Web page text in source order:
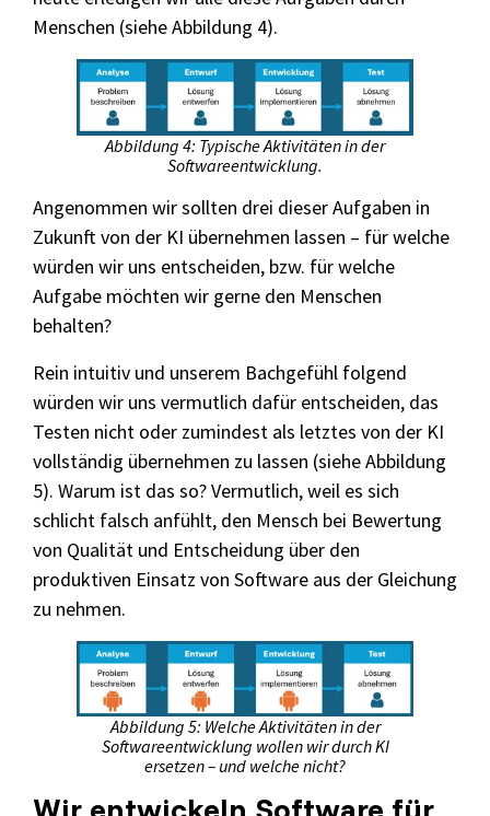
Menschen (siehe Abbildung 4).
Abbildung 4: Typische Aktivitäten in der
Softwareentwicklung.
Angenommen wir sollten drei dieser Aufgaben in
Zukunft von der KI übernehmen lassen – für welche
würden wir uns entscheiden, bzw. für welche
Aufgabe möchten wir gerne den Menschen
behalten?
Rein intuitiv und unserem Bachgefühl folgend
würden wir uns vermutlich dafür entscheiden, das
Testen nicht oder zumindest als letztes von der KI
vollständig übernehmen zu lassen (siehe Abbildung
5). Warum ist das so? Vermutlich, weil es sich
schlicht falsch anfühlt, den Mensch bei Bewertung
von Qualität und Entscheidung über den
produktiven Einsatz von Software aus der Gleichung
zu nehmen.
Abbildung 5: Welche Aktivitäten in der
Softwareentwicklung wollen wir durch KI
ersetzen – und welche nicht?